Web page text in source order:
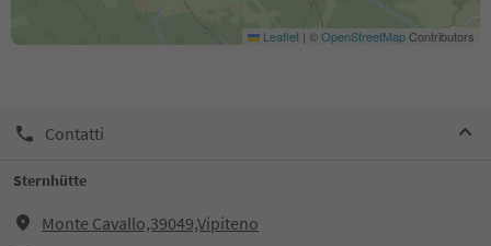
Leaflet | ©OpenStreetMapContributors
Contatti
Sternhütte
Monte Cavallo,39049,Vipiteno